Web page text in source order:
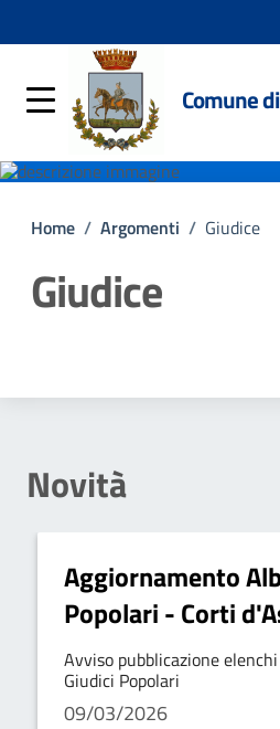
Comune
Home / Argomenti / Giudice
Giudice
Novità
Aggiornamento
Popolari - Corti
d'Appello
Avviso pubblicazione
Giudici Popolari
09/03/2026